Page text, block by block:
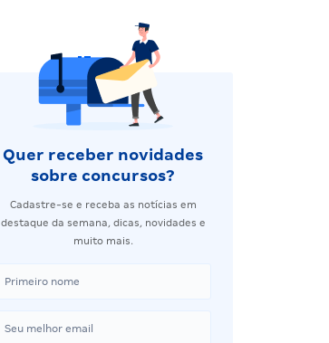
Quer receber novidades
sobre concursos?
Cadastre-se e receba as notícias em
destaque da semana, dicas, novidades e
muito mais.